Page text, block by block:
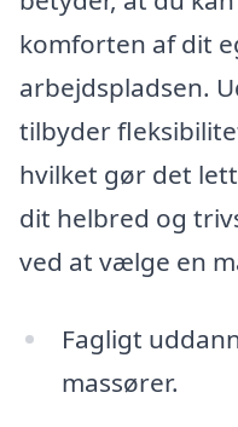
komforten af dit
arbejdspladsen.
tilbyder
hvilket gør det
dit helbred og
ved at vælge en
Fagligt
massører.